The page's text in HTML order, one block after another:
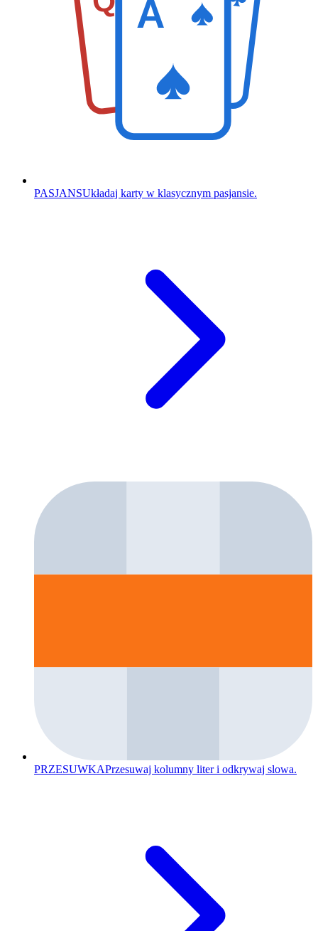
A
PASJANSUkładaj karty w klasycznym pasjansie.
PRZESUWKAPrzesuwaj kolumny liter i odkrywaj slowa.